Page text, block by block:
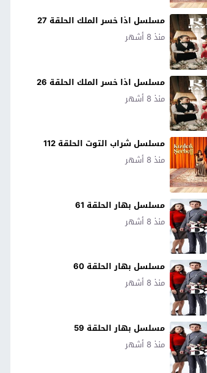
مسلسل اذا خسر الملك الحلقة 27
منذ 8 أشهر
مسلسل اذا خسر الملك الحلقة 26
منذ 8 أشهر
مسلسل شراب التوت الحلقة 112
منذ 8 أشهر
مسلسل بهار الحلقة 61
منذ 8 أشهر
مسلسل بهار الحلقة 60
منذ 8 أشهر
مسلسل بهار الحلقة 59
منذ 8 أشهر